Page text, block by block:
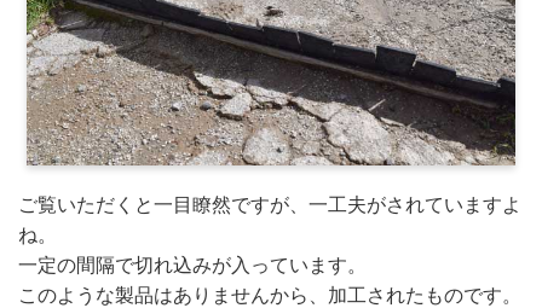
ご覧いただくと一目瞭然ですが、一工夫がされていますよ
ね。
一定の間隔で切れ込みが入っています。
このような製品はありませんから、加工されたものです。